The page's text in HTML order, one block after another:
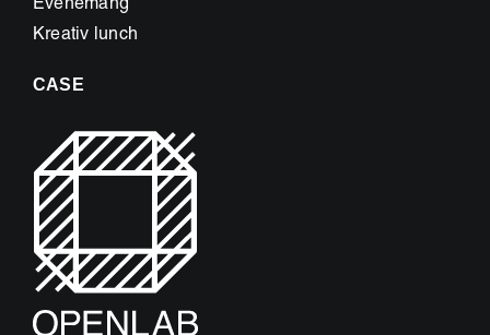
Evenemang
Kreativ lunch
CASE